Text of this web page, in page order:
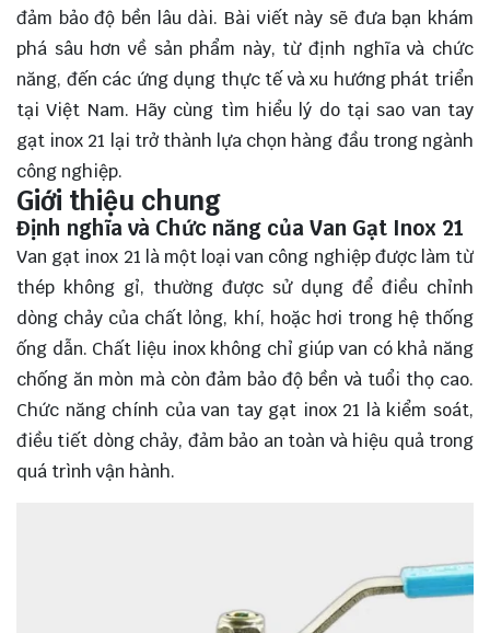
đảm bảo độ bền lâu dài. Bài viết này sẽ đưa bạn khám
phá sâu hơn về sản phẩm này, từ định nghĩa và chức
năng, đến các ứng dụng thực tế và xu hướng phát triển
tại Việt Nam. Hãy cùng tìm hiểu lý do tại sao van tay
gạt inox 21 lại trở thành lựa chọn hàng đầu trong ngành
công nghiệp.
Giới thiệu chung
Định nghĩa và Chức năng của Van Gạt Inox 21
Van gạt inox 21 là một loại van công nghiệp được làm từ
thép không gỉ, thường được sử dụng để điều chỉnh
dòng chảy của chất lỏng, khí, hoặc hơi trong hệ thống
ống dẫn. Chất liệu inox không chỉ giúp van có khả năng
chống ăn mòn mà còn đảm bảo độ bền và tuổi thọ cao.
Chức năng chính của van tay gạt inox 21 là kiểm soát,
điều tiết dòng chảy, đảm bảo an toàn và hiệu quả trong
quá trình vận hành.